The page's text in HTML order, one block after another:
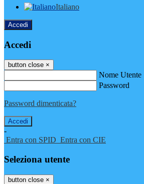
Italiano
Accedi
Accedi
button close ×
Nome Utente
Password
Password dimenticata?
-
Entra con SPID Entra con CIE
Seleziona utente
button close ×